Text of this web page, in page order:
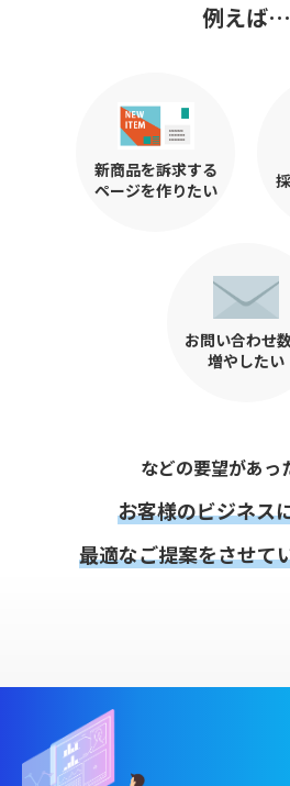
例えば…
新商品を訴求する
ページを作りたい
お問い合わせ
増やしたい
などの要望があっ
お客様のビジネス
最適なご提案をさせて